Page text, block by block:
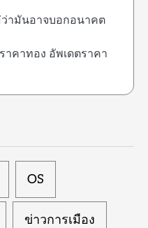
ว่ามันอาจบอกอนาคต
าคาทอง อัพเดตราคา
OS
ข่าวการเมือง